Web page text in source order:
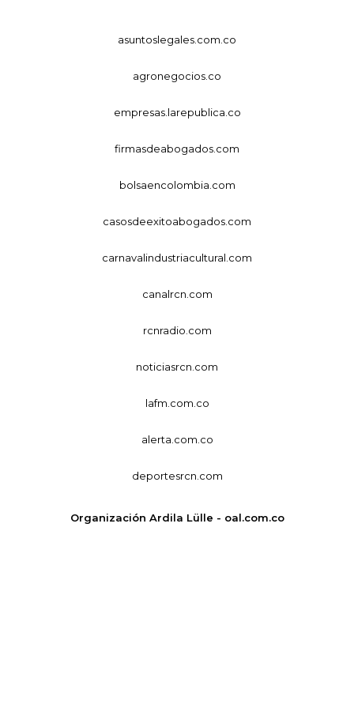
asuntoslegales.com.co
agronegocios.co
empresas.larepublica.co
firmasdeabogados.com
bolsaencolombia.com
casosdeexitoabogados.com
carnavalindustriacultural.com
canalrcn.com
rcnradio.com
noticiasrcn.com
lafm.com.co
alerta.com.co
deportesrcn.com
Organización Ardila Lülle - oal.com.co